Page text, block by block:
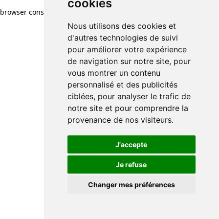
cookies
Nous utilisons des cookies et
d'autres technologies de suivi
pour améliorer votre expérience
de navigation sur notre site, pour
vous montrer un contenu
personnalisé et des publicités
ciblées, pour analyser le trafic de
notre site et pour comprendre la
provenance de nos visiteurs.
J'accepte
Je refuse
Changer mes préférences
browser console for more information)